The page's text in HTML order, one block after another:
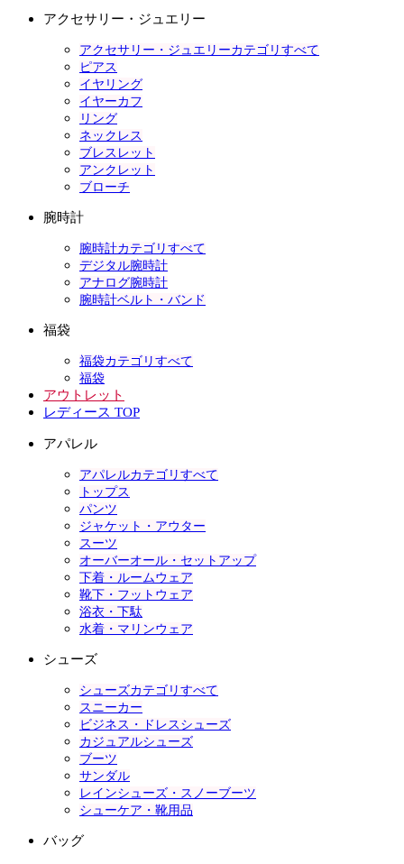
アクセサリー・ジュエリー
アクセサリー・ジュエリーカテゴリすべて
ピアス
イヤリング
イヤーカフ
リング
ネックレス
ブレスレット
アンクレット
ブローチ
腕時計
腕時計カテゴリすべて
デジタル腕時計
アナログ腕時計
腕時計ベルト・バンド
福袋
福袋カテゴリすべて
福袋
アウトレット
レディース TOP
アパレル
アパレルカテゴリすべて
トップス
パンツ
ジャケット・アウター
スーツ
オーバーオール・セットアップ
下着・ルームウェア
靴下・フットウェア
浴衣・下駄
水着・マリンウェア
シューズ
シューズカテゴリすべて
スニーカー
ビジネス・ドレスシューズ
カジュアルシューズ
ブーツ
サンダル
レインシューズ・スノーブーツ
シューケア・靴用品
バッグ